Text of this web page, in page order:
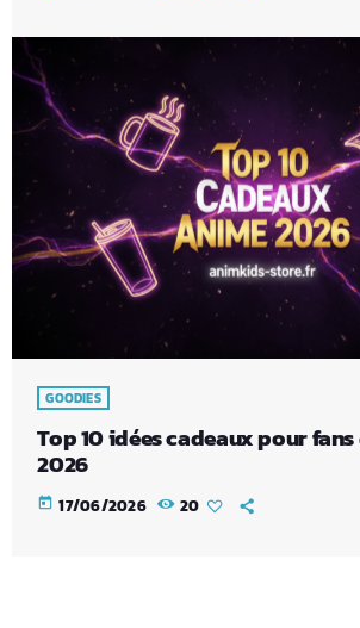
GOODIES
Top 10 idées cadeaux pour fans
2026
today 17/06/2026 20